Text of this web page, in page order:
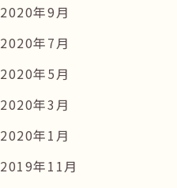
2020年9月
2020年7月
2020年5月
2020年3月
2020年1月
2019年11月